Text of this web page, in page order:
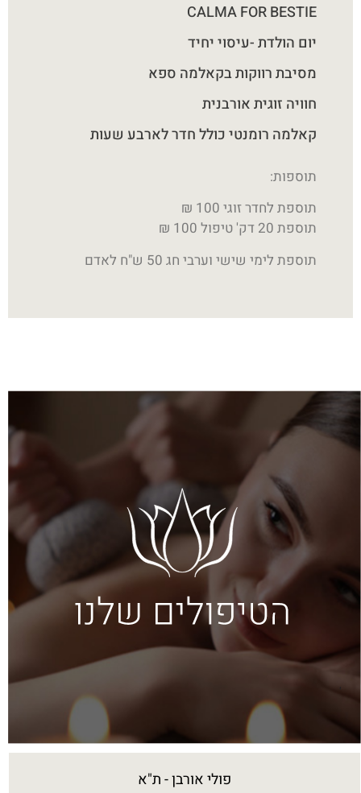
CALMA FOR BESTIE
יום הולדת -עיסוי יחיד
מסיבת רווקות בקאלמה ספא
חוויה זוגית אורבנית
קאלמה רומנטי כולל חדר לארבע שעות
תוספות:
תוספת לחדר זוגי 100 ₪
תוספת 20 דק' טיפול 100 ₪
תוספת לימי שישי וערבי חג 50 ש"ח לאדם
פולי אורבן - ת"א